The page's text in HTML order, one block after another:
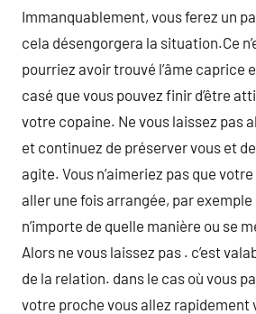
Immanquablement, vous ferez un
cela désengorgera la situation.Ce
pourriez avoir trouvé l’âme caprice
casé que vous pouvez finir d’être
votre copaine. Ne vous laissez pas
et continuez de préserver vous et
agite. Vous n’aimeriez pas que
aller une fois arrangée, par exemple
n’importe de quelle manière ou se
Alors ne vous laissez pas . c’est
de la relation. dans le cas où vous
votre proche vous allez rapidement